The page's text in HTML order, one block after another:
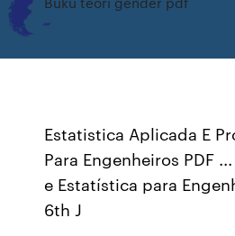
Estatistica Aplicada E
Para Engenheiros PDF
e Estatística para
6th J